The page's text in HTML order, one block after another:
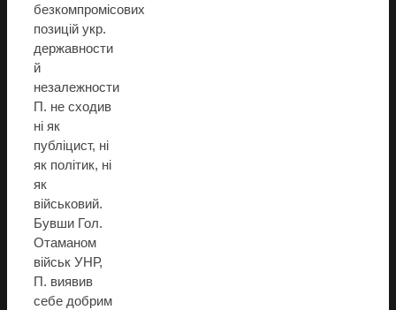
безкомпромісових
позицій укр.
державности
й
незалежности
П. не сходив
ні як
публіцист, ні
як політик, ні
як
військовий.
Бувши Гол.
Отаманом
військ УНР,
П. виявив
себе добрим